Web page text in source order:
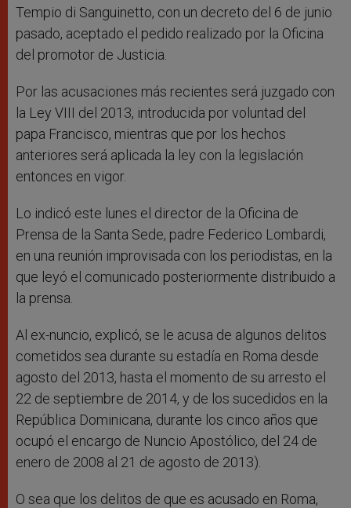
Tempio di Sanguinetto, con un decreto del 6 de junio
pasado, aceptado el pedido realizado por la Oficina
del promotor de Justicia.
Por las acusaciones más recientes será juzgado con
la Ley VIII del 2013, introducida por voluntad del
papa Francisco, mientras que por los hechos
anteriores será aplicada la ley con la legislación
entonces en vigor.
Lo indicó este lunes el director de la Oficina de
Prensa de la Santa Sede, padre Federico Lombardi,
en una reunión improvisada con los periodistas, en la
que leyó el comunicado posteriormente distribuido a
la prensa.
Al ex-nuncio, explicó, se le acusa de algunos delitos
cometidos sea durante su estadía en Roma desde
agosto del 2013, hasta el momento de su arresto el
22 de septiembre de 2014, y de los sucedidos en la
República Dominicana, durante los cinco años que
ocupó el encargo de Nuncio Apostólico, del 24 de
enero de 2008 al 21 de agosto de 2013).
O sea que los delitos de que es acusado en Roma,